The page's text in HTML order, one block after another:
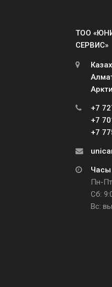
ТОО
СЕРВИС»
+7
+7
+7
Часы
Пн-
Сб:
Вс: